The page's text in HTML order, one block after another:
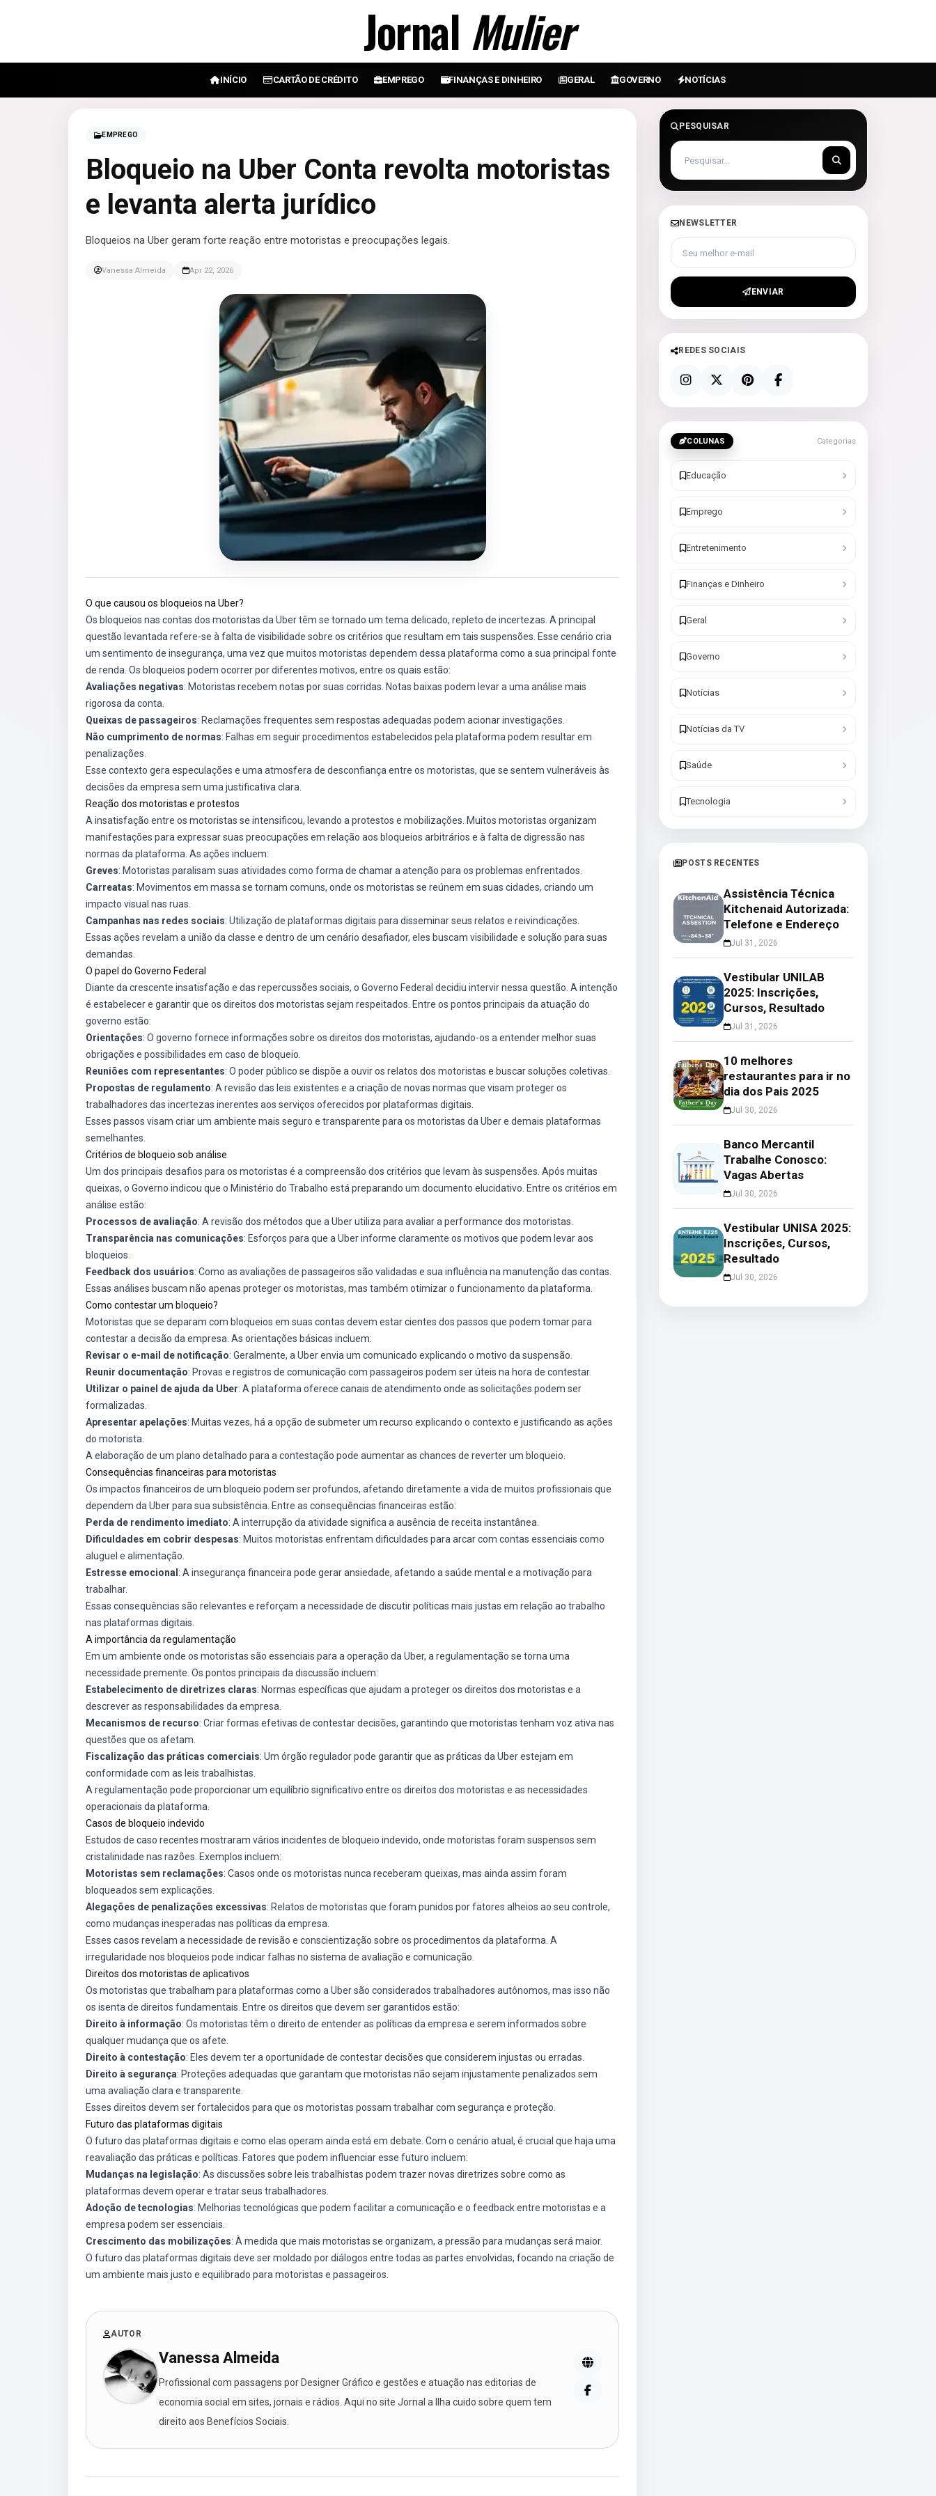
Jornal Mulier
INÍCIO CARTÃO DE CRÉDITO EMPREGO FINANÇAS E DINHEIRO GERAL GOVERNO NOTÍCIAS
EMPREGO
Bloqueio na Uber Conta revolta motoristas
e levanta alerta jurídico
Bloqueios na Uber geram forte reação entre motoristas e preocupações legais.
Vanessa Almeida Apr 22, 2026
O que causou os bloqueios na Uber?
Os bloqueios nas contas dos motoristas da Uber têm se tornado um tema delicado, repleto de incertezas. A principal
questão levantada refere-se à falta de visibilidade sobre os critérios que resultam em tais suspensões. Esse cenário cria
um sentimento de insegurança, uma vez que muitos motoristas dependem dessa plataforma como a sua principal fonte
de renda. Os bloqueios podem ocorrer por diferentes motivos, entre os quais estão:
Avaliações negativas: Motoristas recebem notas por suas corridas. Notas baixas podem levar a uma análise mais
rigorosa da conta.
Queixas de passageiros: Reclamações frequentes sem respostas adequadas podem acionar investigações.
Não cumprimento de normas: Falhas em seguir procedimentos estabelecidos pela plataforma podem resultar em
penalizações.
Esse contexto gera especulações e uma atmosfera de desconfiança entre os motoristas, que se sentem vulneráveis às
decisões da empresa sem uma justificativa clara.
Reação dos motoristas e protestos
A insatisfação entre os motoristas se intensificou, levando a protestos e mobilizações. Muitos motoristas organizam
manifestações para expressar suas preocupações em relação aos bloqueios arbitrários e à falta de digressão nas
normas da plataforma. As ações incluem:
Greves: Motoristas paralisam suas atividades como forma de chamar a atenção para os problemas enfrentados.
Carreatas: Movimentos em massa se tornam comuns, onde os motoristas se reúnem em suas cidades, criando um
impacto visual nas ruas.
Campanhas nas redes sociais: Utilização de plataformas digitais para disseminar seus relatos e reivindicações.
Essas ações revelam a união da classe e dentro de um cenário desafiador, eles buscam visibilidade e solução para suas
demandas.
O papel do Governo Federal
Diante da crescente insatisfação e das repercussões sociais, o Governo Federal decidiu intervir nessa questão. A intenção
é estabelecer e garantir que os direitos dos motoristas sejam respeitados. Entre os pontos principais da atuação do
governo estão:
Orientações: O governo fornece informações sobre os direitos dos motoristas, ajudando-os a entender melhor suas
obrigações e possibilidades em caso de bloqueio.
Reuniões com representantes: O poder público se dispõe a ouvir os relatos dos motoristas e buscar soluções coletivas.
Propostas de regulamento: A revisão das leis existentes e a criação de novas normas que visam proteger os
trabalhadores das incertezas inerentes aos serviços oferecidos por plataformas digitais.
Esses passos visam criar um ambiente mais seguro e transparente para os motoristas da Uber e demais plataformas
semelhantes.
Critérios de bloqueio sob análise
Um dos principais desafios para os motoristas é a compreensão dos critérios que levam às suspensões. Após muitas
queixas, o Governo indicou que o Ministério do Trabalho está preparando um documento elucidativo. Entre os critérios em
análise estão:
Processos de avaliação: A revisão dos métodos que a Uber utiliza para avaliar a performance dos motoristas.
Transparência nas comunicações: Esforços para que a Uber informe claramente os motivos que podem levar aos
bloqueios.
Feedback dos usuários: Como as avaliações de passageiros são validadas e sua influência na manutenção das contas.
Essas análises buscam não apenas proteger os motoristas, mas também otimizar o funcionamento da plataforma.
Como contestar um bloqueio?
Motoristas que se deparam com bloqueios em suas contas devem estar cientes dos passos que podem tomar para
contestar a decisão da empresa. As orientações básicas incluem:
Revisar o e-mail de notificação: Geralmente, a Uber envia um comunicado explicando o motivo da suspensão.
Reunir documentação: Provas e registros de comunicação com passageiros podem ser úteis na hora de contestar.
Utilizar o painel de ajuda da Uber: A plataforma oferece canais de atendimento onde as solicitações podem ser
formalizadas.
Apresentar apelações: Muitas vezes, há a opção de submeter um recurso explicando o contexto e justificando as ações
do motorista.
A elaboração de um plano detalhado para a contestação pode aumentar as chances de reverter um bloqueio.
Consequências financeiras para motoristas
Os impactos financeiros de um bloqueio podem ser profundos, afetando diretamente a vida de muitos profissionais que
dependem da Uber para sua subsistência. Entre as consequências financeiras estão:
Perda de rendimento imediato: A interrupção da atividade significa a ausência de receita instantânea.
Dificuldades em cobrir despesas: Muitos motoristas enfrentam dificuldades para arcar com contas essenciais como
aluguel e alimentação.
Estresse emocional : A insegurança financeira pode gerar ansiedade, afetando a saúde mental e a motivação para
trabalhar.
Essas consequências são relevantes e reforçam a necessidade de discutir políticas mais justas em relação ao trabalho
nas plataformas digitais.
A importância da regulamentação
Em um ambiente onde os motoristas são essenciais para a operação da Uber, a regulamentação se torna uma
necessidade premente. Os pontos principais da discussão incluem:
Estabelecimento de diretrizes claras: Normas específicas que ajudam a proteger os direitos dos motoristas e a
descrever as responsabilidades da empresa.
Mecanismos de recurso: Criar formas efetivas de contestar decisões, garantindo que motoristas tenham voz ativa nas
questões que os afetam.
Fiscalização das práticas comerciais: Um órgão regulador pode garantir que as práticas da Uber estejam em
conformidade com as leis trabalhistas.
A regulamentação pode proporcionar um equilíbrio significativo entre os direitos dos motoristas e as necessidades
operacionais da plataforma.
Casos de bloqueio indevido
Estudos de caso recentes mostraram vários incidentes de bloqueio indevido, onde motoristas foram suspensos sem
cristalinidade nas razões. Exemplos incluem:
Motoristas sem reclamações: Casos onde os motoristas nunca receberam queixas, mas ainda assim foram
bloqueados sem explicações.
Alegações de penalizações excessivas: Relatos de motoristas que foram punidos por fatores alheios ao seu controle,
como mudanças inesperadas nas políticas da empresa.
Esses casos revelam a necessidade de revisão e conscientização sobre os procedimentos da plataforma. A
irregularidade nos bloqueios pode indicar falhas no sistema de avaliação e comunicação.
Direitos dos motoristas de aplicativos
Os motoristas que trabalham para plataformas como a Uber são considerados trabalhadores autônomos, mas isso não
os isenta de direitos fundamentais. Entre os direitos que devem ser garantidos estão:
Direito à informação: Os motoristas têm o direito de entender as políticas da empresa e serem informados sobre
qualquer mudança que os afete.
Direito à contestação: Eles devem ter a oportunidade de contestar decisões que considerem injustas ou erradas.
Direito à segurança: Proteções adequadas que garantam que motoristas não sejam injustamente penalizados sem
uma avaliação clara e transparente.
Esses direitos devem ser fortalecidos para que os motoristas possam trabalhar com segurança e proteção.
Futuro das plataformas digitais
O futuro das plataformas digitais e como elas operam ainda está em debate. Com o cenário atual, é crucial que haja uma
reavaliação das práticas e políticas. Fatores que podem influenciar esse futuro incluem:
Mudanças na legislação: As discussões sobre leis trabalhistas podem trazer novas diretrizes sobre como as
plataformas devem operar e tratar seus trabalhadores.
Adoção de tecnologias: Melhorias tecnológicas que podem facilitar a comunicação e o feedback entre motoristas e a
empresa podem ser essenciais.
Crescimento das mobilizações: À medida que mais motoristas se organizam, a pressão para mudanças será maior.
O futuro das plataformas digitais deve ser moldado por diálogos entre todas as partes envolvidas, focando na criação de
um ambiente mais justo e equilibrado para motoristas e passageiros.
AUTOR
Vanessa Almeida
Profissional com passagens por Designer Gráfico e gestões e atuação nas editorias de
economia social em sites, jornais e rádios. Aqui no site Jornal a Ilha cuido sobre quem tem
direito aos Benefícios Sociais.
PESQUISAR
NEWSLETTER
Seu melhor e-mail
ENVIAR
REDES SOCIAIS
COLUNAS Categorias
Educação
Emprego
Entretenimento
Finanças e Dinheiro
Geral
Governo
Notícias
Notícias da TV
Saúde
Tecnologia
POSTS RECENTES
Assistência Técnica
Kitchenaid Autorizada:
Telefone e Endereço
Jul 31, 2026
Vestibular UNILAB
2025: Inscrições,
Cursos, Resultado
Jul 31, 2026
10 melhores
restaurantes para ir no
dia dos Pais 2025
Jul 30, 2026
Banco Mercantil
Trabalhe Conosco:
Vagas Abertas
Jul 30, 2026
Vestibular UNISA 2025:
Inscrições, Cursos,
Resultado
Jul 30, 2026